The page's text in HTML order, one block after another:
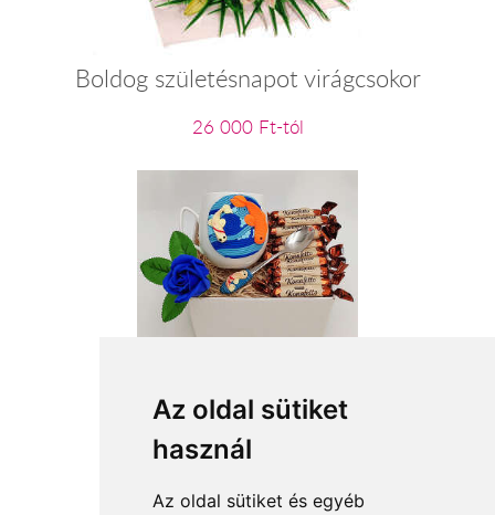
Az oldal sütiket
használ
Az oldal sütiket és egyéb
Boldog születésnapot virágcsokor
26 000 Ft-tól
Horgász kaland
11 920 Ft-tól